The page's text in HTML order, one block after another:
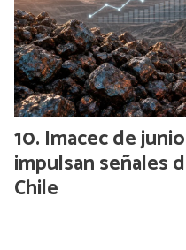
Imacec de
impulsan señales
Chile